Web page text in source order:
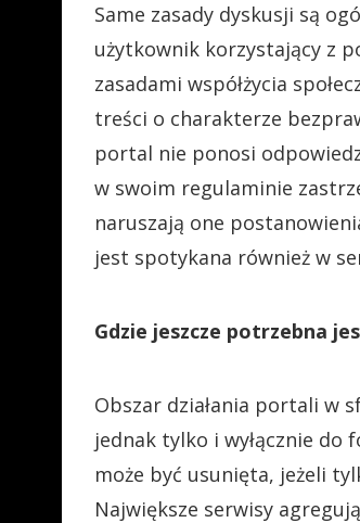
Same zasady dyskusji są
użytkownik korzystający z
zasadami współżycia
treści o charakterze
portal nie ponosi
w swoim regulaminie
naruszają one
jest spotykana również w
Gdzie jeszcze potrzebna
Obszar działania portali w
jednak tylko i wyłącznie do
może być usunięta, jeżeli
Największe serwisy